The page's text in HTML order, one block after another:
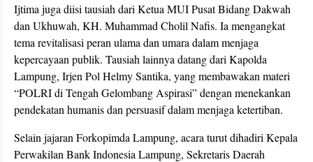
Ijtima juga diisi tausiah dari Ketua MUI Pusat Bidang Dakwah
dan Ukhuwah, KH. Muhammad Cholil Nafis. Ia mengangkat
tema revitalisasi peran ulama dan umara dalam menjaga
kepercayaan publik. Tausiah lainnya datang dari Kapolda
Lampung, Irjen Pol Helmy Santika, yang membawakan materi
“POLRI di Tengah Gelombang Aspirasi” dengan menekankan
pendekatan humanis dan persuasif dalam menjaga ketertiban.
Selain jajaran Forkopimda Lampung, acara turut dihadiri Kepala
Perwakilan Bank Indonesia Lampung, Sekretaris Daerah